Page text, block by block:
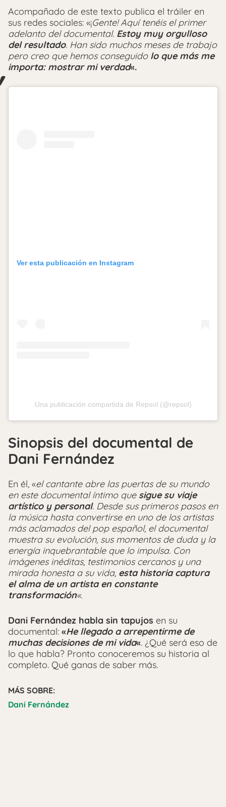
Acompañado de este texto publica el tráiler en
sus redes sociales: «¡Gente! Aquí tenéis el primer
adelanto del documental. Estoy muy orgulloso
del resultado. Han sido muchos meses de trabajo
pero creo que hemos conseguido lo que más me
importa: mostrar mi verdad«.
Ver esta publicación en Instagram
Una publicación compartida de Repsol (@repsol)
Sinopsis del documental de
Dani Fernández
En él, «el cantante abre las puertas de su mundo
en este documental íntimo quesigue su viaje
artístico y personal. Desde sus primeros pasos en
la música hasta convertirse en uno de los artistas
más aclamados del pop español, el documental
muestra su evolución, sus momentos de duda y la
energía inquebrantable que lo impulsa. Con
imágenes inéditas, testimonios cercanos y una
mirada honesta a su vida, esta historia captura
el alma de un artista en constante
transformación«.
Dani Fernández habla sin tapujos en su
documental: «He llegado a arrepentirme de
muchas decisiones de mi vida«. ¿Qué será eso de
lo que habla? Pronto conoceremos su historia al
completo. Qué ganas de saber más.
MÁS SOBRE:
Dani Fernández